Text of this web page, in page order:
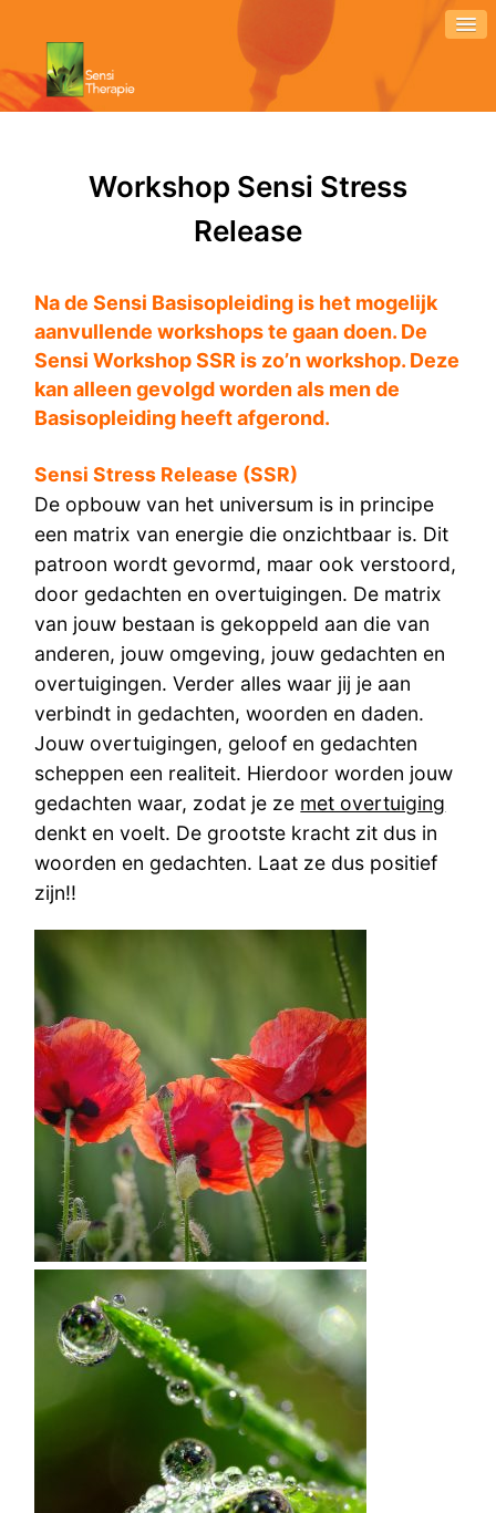
Workshop Sensi Stress
Release
Na de Sensi Basisopleiding is het mogelijk
aanvullende workshops te gaan doen. De
Sensi Workshop SSR is zo’n workshop. Deze
kan alleen gevolgd worden als men de
Basisopleiding heeft afgerond.
Sensi Stress Release (SSR)
De opbouw van het universum is in principe
een matrix van energie die onzichtbaar is. Dit
patroon wordt gevormd, maar ook verstoord,
door gedachten en overtuigingen. De matrix
van jouw bestaan is gekoppeld aan die van
anderen, jouw omgeving, jouw gedachten en
overtuigingen. Verder alles waar jij je aan
verbindt in gedachten, woorden en daden.
Jouw overtuigingen, geloof en gedachten
scheppen een realiteit. Hierdoor worden jouw
gedachten waar, zodat je ze met overtuiging
denkt en voelt. De grootste kracht zit dus in
woorden en gedachten. Laat ze dus positief
zijn!!